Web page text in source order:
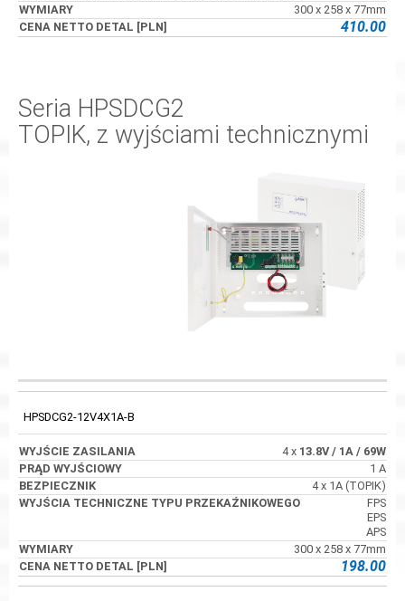
300 x 258 x 77mm
410.00
Seria HPSDCG2
TOPIK, z wyjściami technicznymi
KOD PRĄD WYJŚCIOWY BEZPIECZNIK
HPSDCG2-12V4X1A-B
4 x 13.8V/ 1A / 69W
1 A
4 x 1A (TOPIK)
FPS
EPS
APS
300 x 258 x 77mm
198.00